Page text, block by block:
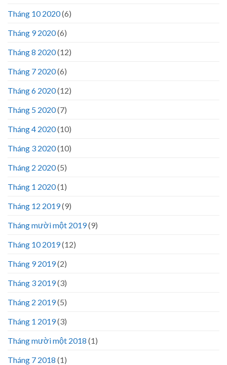
Tháng 10 2020(6)
Tháng 9 2020(6)
Tháng 8 2020(12)
Tháng 7 2020(6)
Tháng 6 2020(12)
Tháng 5 2020(7)
Tháng 4 2020(10)
Tháng 3 2020(10)
Tháng 2 2020(5)
Tháng 1 2020(1)
Tháng 12 2019(9)
Tháng mười một 2019(9)
Tháng 10 2019(12)
Tháng 9 2019(2)
Tháng 3 2019(3)
Tháng 2 2019(5)
Tháng 1 2019(3)
Tháng mười một 2018 (1)
Tháng 7 2018 (1)